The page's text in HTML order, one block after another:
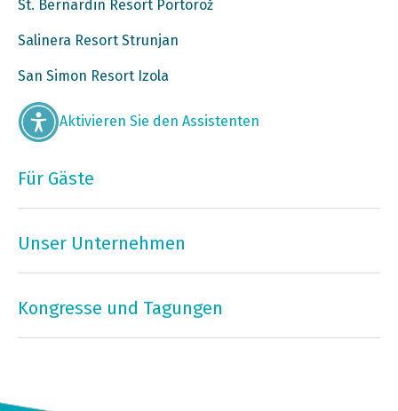
St. Bernardin Resort Portorož
Salinera Resort Strunjan
San Simon Resort Izola
Aktivieren Sie den Assistenten
Für Gäste
Unser Unternehmen
Kongresse und Tagungen